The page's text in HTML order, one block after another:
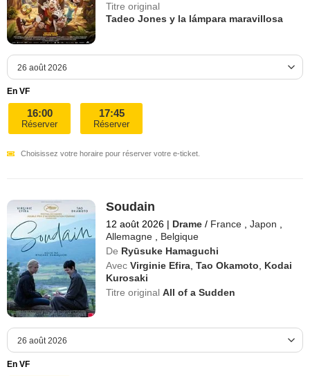
Titre original
Tadeo Jones y la lámpara maravillosa
En VF
16:00
Réserver
17:45
Réserver
Choisissez votre horaire pour réserver votre e-ticket.
Soudain
12 août 2026 | Drame / France ,Japon
Allemagne
Belgique
De Ryūsuke Hamaguchi
Avec Virginie Efira ,Tao Okamoto
Kodai
Kurosaki
Titre originalAll of a Sudden
En VF